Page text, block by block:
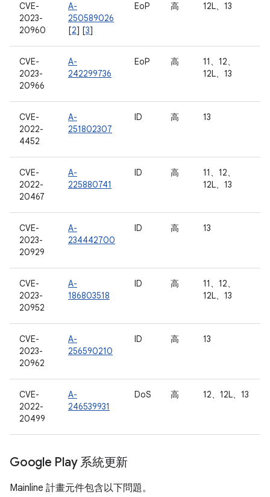
CVE-
2023-
20960
A-
250589026
[2] [3]
EoP 高 12L、13
CVE-
2023-
20966
A-
242299736
EoP 高
11、12、
12L、13
CVE-
2022-
4452
A-
251802307
ID 高 13
CVE-
2022-
20467
A-
225880741
ID 高
11、12、
12L、13
CVE-
2023-
20929
A-
234442700
ID 高 13
CVE-
2023-
20952
A-
186803518
ID 高
11、12、
12L、13
CVE-
2023-
20962
A-
256590210
ID 高 13
CVE-
2022-
20499
A-
246539931
DoS 高 12、12L、13
Google Play 系統更新
Mainline 計畫元件包含以下問題。